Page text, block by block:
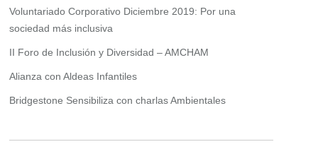
Voluntariado Corporativo Diciembre 2019: Por una
sociedad más inclusiva
II Foro de Inclusión y Diversidad – AMCHAM
Alianza con Aldeas Infantiles
Bridgestone Sensibiliza con charlas Ambientales